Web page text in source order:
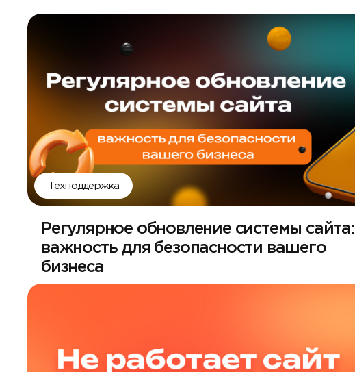
Техподдержка
Регулярное обновление системы сайта:
важность для безопасности вашего
бизнеса